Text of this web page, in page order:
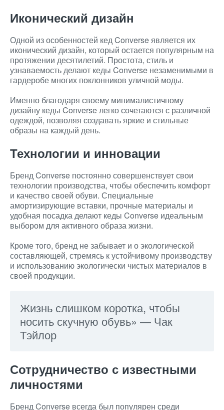
Иконический дизайн
Одной из особенностей кед Converse является их
иконический дизайн, который остается популярным на
протяжении десятилетий. Простота, стиль и
узнаваемость делают кеды Converse незаменимыми в
гардеробе многих поклонников уличной моды.
Именно благодаря своему минималистичному
дизайну кеды Converse легко сочетаются с различной
одеждой, позволяя создавать яркие и стильные
образы на каждый день.
Технологии и инновации
Бренд Converse постоянно совершенствует свои
технологии производства, чтобы обеспечить комфорт
и качество своей обуви. Специальные
амортизирующие вставки, прочные материалы и
удобная посадка делают кеды Converse идеальным
выбором для активного образа жизни.
Кроме того, бренд не забывает и о экологической
составляющей, стремясь к устойчивому производству
и использованию экологически чистых материалов в
своей продукции.
Жизнь слишком коротка, чтобы
носить скучную обувь» — Чак
Тэйлор
Сотрудничество с известными
личностями
Бренд Converse всегда был популярен среди